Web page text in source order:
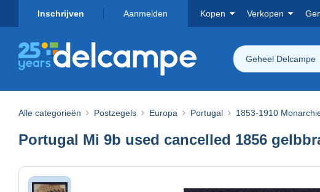
Inschrijven Aanmelden Kopen Verkopen
Geheel Delcampe
Alle categorieën Postzegels Europa Portugal 1853-1910
Portugal Mi 9b used cancelled 1856